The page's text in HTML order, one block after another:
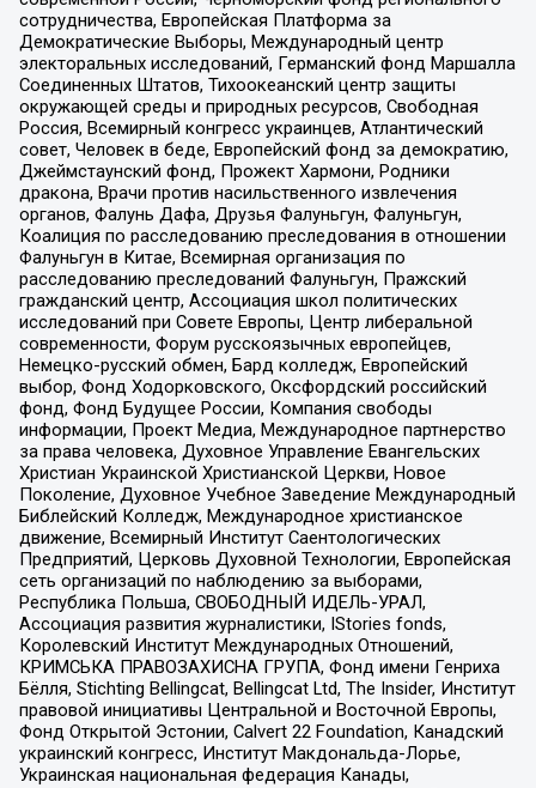
сотрудничества, Европейская Платформа за
Демократические Выборы, Международный центр
электоральных исследований, Германский фонд Маршалла
Соединенных Штатов, Тихоокеанский центр защиты
окружающей среды и природных ресурсов, Свободная
Россия, Всемирный конгресс украинцев, Атлантический
совет, Человек в беде, Европейский фонд за демократию,
Джеймстаунский фонд, Прожект Хармони, Родники
дракона, Врачи против насильственного извлечения
органов, Фалунь Дафа, Друзья Фалуньгун, Фалуньгун,
Коалиция по расследованию преследования в отношении
Фалуньгун в Китае, Всемирная организация по
расследованию преследований Фалуньгун, Пражский
гражданский центр, Ассоциация школ политических
исследований при Совете Европы, Центр либеральной
современности, Форум русскоязычных европейцев,
Немецко-русский обмен, Бард колледж, Европейский
выбор, Фонд Ходорковского, Оксфордский российский
фонд, Фонд Будущее России, Компания свободы
информации, Проект Медиа, Международное партнерство
за права человека, Духовное Управление Евангельских
Христиан Украинской Христианской Церкви, Новое
Поколение, Духовное Учебное Заведение Международный
Библейский Колледж, Международное христианское
движение, Всемирный Институт Саентологических
Предприятий, Церковь Духовной Технологии, Европейская
сеть организаций по наблюдению за выборами,
Республика Польша, СВОБОДНЫЙ ИДЕЛЬ-УРАЛ,
Ассоциация развития журналистики, IStories fonds,
Королевский Институт Международных Отношений,
КРИМСЬКА ПРАВОЗАХИСНА ГРУПА, Фонд имени Генриха
Бёлля, Stichting Bellingcat, Bellingcat Ltd, The Insider, Институт
правовой инициативы Центральной и Восточной Европы,
Фонд Открытой Эстонии, Calvert 22 Foundation, Канадский
украинский конгресс, Институт Макдональда-Лорье,
Украинская национальная федерация Канады,